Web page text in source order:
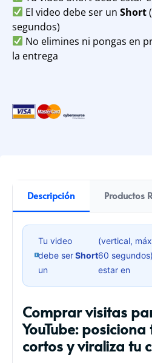
El video debe ser unShort
segundos)
No elimines ni pongas en
la entrega
Descripción Productos
Tu video
debe ser
un
Short
(vertical,
60
estar en
Comprar visitas
YouTube:
cortos y viraliza tu